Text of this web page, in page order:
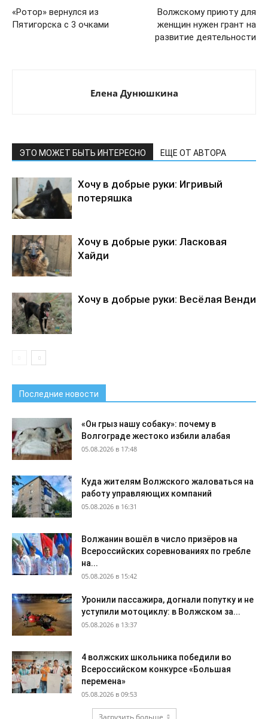
«Ротор» вернулся из
Пятигорска с 3 очками
Волжскому приюту для
женщин нужен грант на
развитие деятельности
Елена Дунюшкина
ЭТО МОЖЕТ БЫТЬ ИНТЕРЕСНО ЕЩЕ ОТ АВТОРА
Хочу в добрые руки: Игривый
потеряшка
Хочу в добрые руки: Ласковая
Хайди
Хочу в добрые руки: Весёлая Венди
Последние новости
«Он грыз нашу собаку»: почему в
Волгограде жестоко избили алабая
05.08.2026 в 17:48
Куда жителям Волжского жаловаться на
работу управляющих компаний
05.08.2026 в 16:31
Волжанин вошёл в число призёров на
Всероссийских соревнованиях по гребле
на...
05.08.2026 в 15:42
Уронили пассажира, догнали попутку и не
уступили мотоциклу: в Волжском за...
05.08.2026 в 13:37
4 волжских школьника победили во
Всероссийском конкурсе «Большая
перемена»
05.08.2026 в 09:53
Загрузить больше